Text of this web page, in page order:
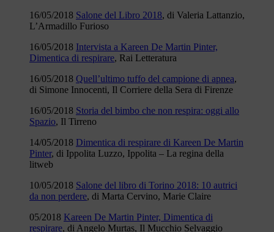
16/05/2018 Salone del Libro 2018, di Valeria Lattanzio,
L’Armadillo Furioso
16/05/2018 Intervista a Kareen De Martin Pinter,
Dimentica di respirare, Rai Letteratura
16/05/2018 Quell’ultimo tuffo del campione di apnea,
di Simone Innocenti, Il Corriere della Sera di Firenze
16/05/2018 Storia del bimbo che non respira: oggi allo
Spazio, Il Tirreno
14/05/2018 Dimentica di respirare di Kareen De Martin
Pinter, di Ippolita Luzzo, Ippolita – La regina della
litweb
10/05/2018 Salone del libro di Torino 2018: 10 autrici
da non perdere, di Marta Cervino, Marie Claire
05/2018 Kareen De Martin Pinter, Dimentica di
respirare, di Angelo Murtas, Il Mucchio Selvaggio